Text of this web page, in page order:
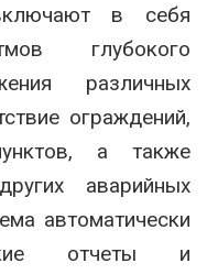
в себя
глубокого
различных
ограждений,
а также
аварийных
автоматически
отчеты и